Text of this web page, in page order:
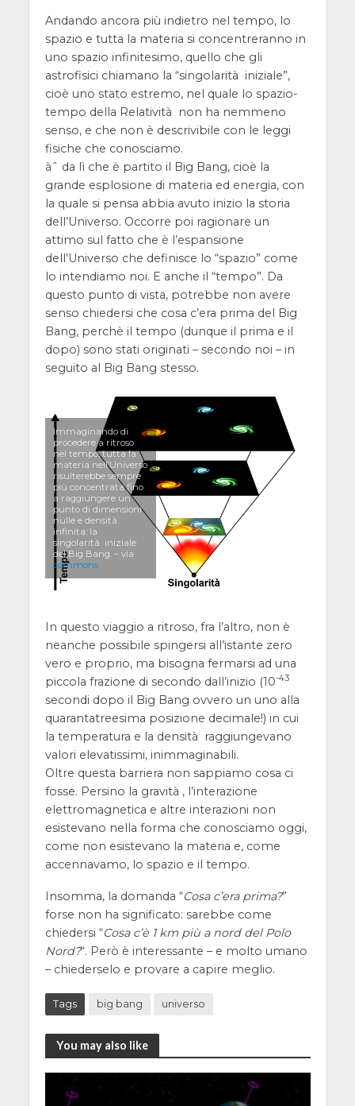
Andando ancora più indietro nel tempo, lo
spazio e tutta la materia si concentreranno in
uno spazio infinitesimo, quello che gli
astrofisici chiamano la “singolarità iniziale”,
cioè uno stato estremo, nel quale lo spazio-
tempo della Relatività non ha nemmeno
senso, e che non è descrivibile con le leggi
fisiche che conosciamo.
àˆ da lì che è partito il Big Bang, cioè la
grande esplosione di materia ed energia, con
la quale si pensa abbia avuto inizio la storia
dell’Universo. Occorre poi ragionare un
attimo sul fatto che è l’espansione
dell’Universo che definisce lo “spazio” come
lo intendiamo noi. E anche il “tempo”. Da
questo punto di vista, potrebbe non avere
senso chiedersi che cosa c’era prima del Big
Bang, perchè il tempo (dunque il prima e il
dopo) sono stati originati – secondo noi – in
seguito al Big Bang stesso.
Immaginando di
procedere a ritroso
nel tempo, tutta la
materia nell’Universo
risulterebbe sempre
più concentrata fino
a raggiungere un
punto di dimensioni
nulle e densità
infinita: la
singolarità iniziale
del Big Bang. – via
commons
In questo viaggio a ritroso, fra l’altro, non è
neanche possibile spingersi all’istante zero
vero e proprio, ma bisogna fermarsi ad una
piccola frazione di secondo dall’inizio (10-43
secondi dopo il Big Bang ovvero un uno alla
quarantatreesima posizione decimale!) in cui
la temperatura e la densità raggiungevano
valori elevatissimi, inimmaginabili.
Oltre questa barriera non sappiamo cosa ci
fosse. Persino la gravità , l’interazione
elettromagnetica e altre interazioni non
esistevano nella forma che conosciamo oggi,
come non esistevano la materia e, come
accennavamo, lo spazio e il tempo.
Insomma, la domanda “Cosa c’era prima?”
forse non ha significato: sarebbe come
chiedersi “Cosa c’è 1 km più a nord del Polo
Nord?“. Però è interessante – e molto umano
– chiederselo e provare a capire meglio.
Tags big bang universo
You may also like